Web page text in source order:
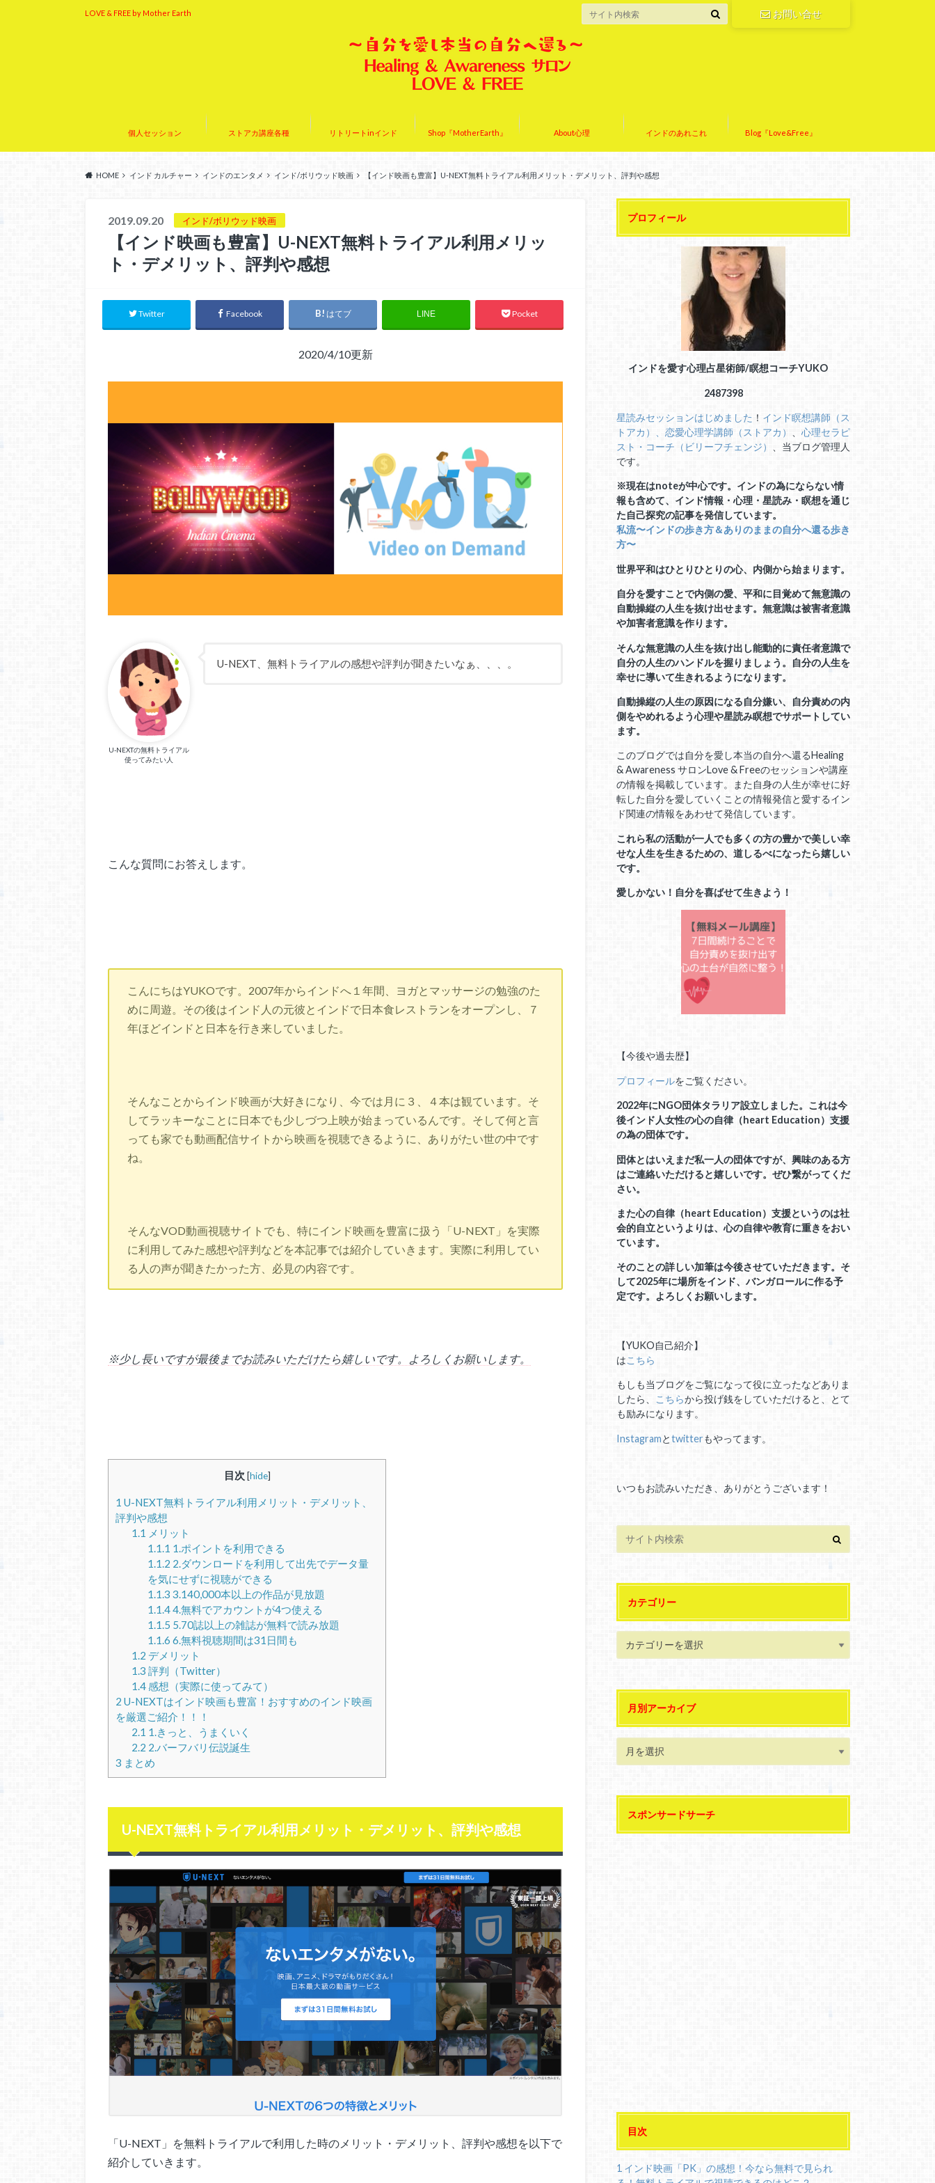
LOVE & FREE by Mother Earth お問い合せ
個人セッション ストアカ講座各種 リトリートinインド Shop『MotherEarth』 About心理 インドのあれこれ Blog『Love&Free』
HOME インド カルチャー インドのエンタメ インド/ボリウッド映画 【インド映画も豊富】U-NEXT無料トライアル利用メリット・デメリット、評判や感想
2019.09.20 インド/ボリウッド映画
【インド映画も豊富】U-NEXT無料トライアル利用メリッ
ト・デメリット、評判や感想
Twitter Facebook はてブ LINE Pocket
2020/4/10更新
U-NEXTの無料トライアル
使ってみたい人
U-NEXT、無料トライアルの感想や評判が聞きたいなぁ、、、。
こんな質問にお答えします。
こんにちはYUKOです。2007年からインドへ１年間、ヨガとマッサージの勉強のた
めに周遊。その後はインド人の元彼とインドで日本食レストランをオープンし、７
年ほどインドと日本を行き来していました。
そんなことからインド映画が大好きになり、今では月に３、４本は観ています。そ
してラッキーなことに日本でも少しづつ上映が始まっているんです。そして何と言
っても家でも動画配信サイトから映画を視聴できるように、ありがたい世の中です
ね。
そんなVOD動画視聴サイトでも、特にインド映画を豊富に扱う「U-NEXT」を実際
に利用してみた感想や評判などを本記事では紹介していきます。実際に利用してい
る人の声が聞きたかった方、必見の内容です。
※少し長いですが最後までお読みいただけたら嬉しいです。よろしくお願いします。
目次 [hide]
1 U-NEXT無料トライアル利用メリット・デメリット、
評判や感想
1.1 メリット
1.1.1 1.ポイントを利用できる
1.1.2 2.ダウンロードを利用して出先でデータ量
を気にせずに視聴ができる
1.1.3 3.140,000本以上の作品が見放題
1.1.44.無料でアカウントが4つ使える
1.1.5 5.70誌以上の雑誌が無料で読み放題
1.1.6 6.無料視聴期間は31日間も
1.2 デメリット
1.3 評判（Twitter）
1.4感想（実際に使ってみて）
2 U-NEXTはインド映画も豊富！おすすめのインド映画
を厳選ご紹介！！！
2.1 1.きっと、うまくいく
2.2 2.バーフバリ伝説誕生
3 まとめ
U-NEXT無料トライアル利用メリット・デメリット、評判や感想
「U-NEXT」を無料トライアルで利用した時のメリット・デメリット、評判や感想を以下で
紹介していきます。
プロフィール
インドを愛す心理占星術師/瞑想コーチYUKO
2487398
星読みセッションはじめました ！ インド瞑想講師（ス
トアカ）、 恋愛心理学講師（ストアカ）
心理セラピ
スト・コーチ（ビリーフチェンジ）
、当ブログ管理人
です。
※現在はnoteが中心です。インドの為にならない情
報も含めて、インド情報・心理・星読み・瞑想を通じ
た自己探究の記事を発信しています。
私流〜インドの歩き方＆ありのままの自分へ還る歩き
方〜
世界平和はひとりひとりの心、内側から始まります。
自分を愛すことで内側の愛、平和に目覚めて無意識の
自動操縦の人生を抜け出せます。無意識は被害者意識
や加害者意識を作ります。
そんな無意識の人生を抜け出し能動的に責任者意識で
自分の人生のハンドルを握りましょう。自分の人生を
幸せに導いて生きれるようになります。
自動操縦の人生の原因になる自分嫌い、自分責めの内
側をやめれるよう心理や星読み瞑想でサポートしてい
ます。
このブログでは自分を愛し本当の自分へ還るHealing
& Awareness サロンLove & Freeのセッションや講座
の情報を掲載しています。また自身の人生が幸せに好
転した自分を愛していくことの情報発信と愛するイン
ド関連の情報をあわせて発信しています。
これら私の活動が一人でも多くの方の豊かで美しい幸
せな人生を生きるための、道しるべになったら嬉しい
です。
愛しかない！自分を喜ばせて生きよう！
【今後や過去歴】
プロフィールをご覧ください。
2022年にNGO団体タラリア設立しました。これは今
後インド人女性の心の自律（heart Education）支援
の為の団体です。
団体とはいえまだ私一人の団体ですが、興味のある方
はご連絡いただけると嬉しいです。ぜひ繋がってくだ
さい。
また心の自律（heart Education）支援というのは社
会的自立というよりは、心の自律や教育に重きをおい
ています。
そのことの詳しい加筆は今後させていただきます。そ
して2025年に場所をインド、バンガロールに作る予
定です。よろしくお願いします。
【YUKO自己紹介】
はこちら
もしも当ブログをご覧になって役に立ったなどありま
したら、 こちらから投げ銭をしていただけると、とて
も励みになります。
Instagramとtwitterもやってます。
いつもお読みいただき、ありがとうございます！
カテゴリー
月別アーカイブ
スポンサードサーチ
目次
1 インド映画「PK」の感想！今なら無料で見られ